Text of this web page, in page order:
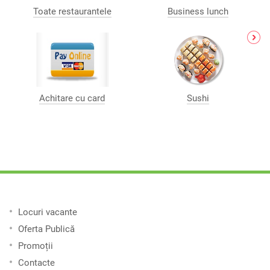
Toate restaurantele
Achitare cu card
Business lunch
Sushi
Locuri vacante
Oferta Publică
Promoții
Contacte